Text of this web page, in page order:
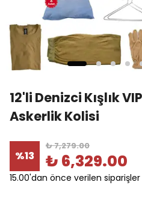
12'li Denizci Kışlık
Askerlik Kolisi
%13
₺ 7,279.00
₺ 6,329.00
15.00'dan önce verilen